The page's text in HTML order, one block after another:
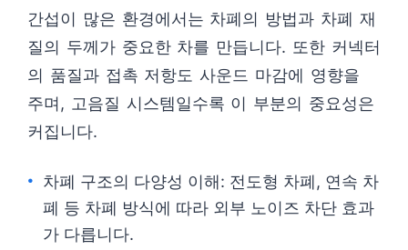
간섭이 많은 환경에서는 차폐의 방법과 차폐 재
질의 두께가 중요한 차를 만듭니다. 또한 커넥터
의 품질과 접촉 저항도 사운드 마감에 영향을
주며, 고음질 시스템일수록 이 부분의 중요성은
커집니다.
차폐 구조의 다양성 이해: 전도형 차폐, 연속 차
폐 등 차폐 방식에 따라 외부 노이즈 차단 효과
가 다릅니다.